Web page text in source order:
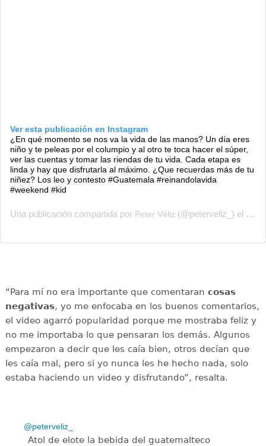
Ver esta publicación en Instagram
¿En qué momento se nos va la vida de las manos? Un día eres
niño y te peleas por el columpio y al otro te toca hacer el súper,
ver las cuentas y tomar las riendas de tu vida. Cada etapa es
linda y hay que disfrutarla al máximo. ¿Que recuerdas más de tu
niñez? Los leo y contesto #Guatemala #reinandolavida
#weekend #kid
Una publicación compartida por Peter Véliz (@peterveliz_) el 27
“Para mí no era importante que comentaran cosas
negativas, yo me enfocaba en los buenos comentarios,
el video agarró popularidad porque me mostraba feliz y
no me importaba lo que pensaran los demás. Algunos
empezaron a decir que les caía bien, otros decían que
les caía mal, pero si yo nunca les he hecho nada, solo
estaba haciendo un video y disfrutando”, resalta.
@peterveliz_
Atol de elote la bebida del guatemalteco